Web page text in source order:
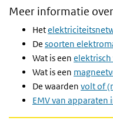
Meer informatie
Het
De soorten
Wat is een elektrisch
Wat is een
De waarden volt of
EMV van apparaten